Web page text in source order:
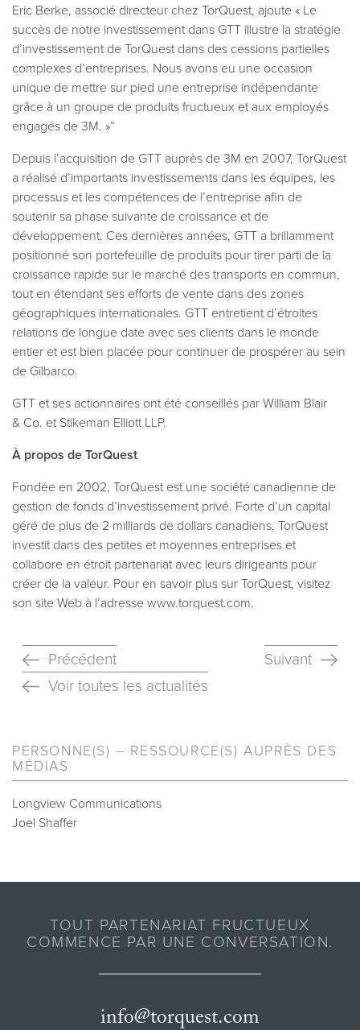
Eric Berke, associé directeur chez TorQuest, ajoute « Le
succès de notre investissement dans GTT illustre la stratégie
d’investissement de TorQuest dans des cessions partielles
complexes d’entreprises. Nous avons eu une occasion
unique de mettre sur pied une entreprise indépendante
grâce à un groupe de produits fructueux et aux employés
engagés de 3M. »”
Depuis l’acquisition de GTT auprès de 3M en 2007, TorQuest
a réalisé d’importants investissements dans les équipes, les
processus et les compétences de l’entreprise afin de
soutenir sa phase suivante de croissance et de
développement. Ces dernières années, GTT a brillamment
positionné son portefeuille de produits pour tirer parti de la
croissance rapide sur le marché des transports en commun,
tout en étendant ses efforts de vente dans des zones
géographiques internationales. GTT entretient d’étroites
relations de longue date avec ses clients dans le monde
entier et est bien placée pour continuer de prospérer au sein
de Gilbarco.
GTT et ses actionnaires ont été conseillés par William Blair
& Co. et Stikeman Elliott LLP.
À propos de TorQuest
Fondée en 2002, TorQuest est une société canadienne de
gestion de fonds d’investissement privé. Forte d’un capital
géré de plus de 2 milliards de dollars canadiens, TorQuest
investit dans des petites et moyennes entreprises et
collabore en étroit partenariat avec leurs dirigeants pour
créer de la valeur. Pour en savoir plus sur TorQuest, visitez
son site Web à l’adresse www​.torquest​.com.
Précédent
Suivant
Voir toutes les actualités
PERSONNE(S) – RESSOURCE(S) AUPRÈS DES
MÉDIAS
Longview Communications
Joel Shaffer
TOUT PARTENARIAT FRUCTUEUX
COMMENCE PAR UNE CONVERSATION.
info@torquest.com